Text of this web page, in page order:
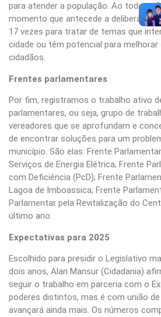
para atender a população. Ao todo, o
momento que antecede a deliberação
17 vezes para tratar de temas que
cidade ou têm potencial para melhorar
cidadãos.
Frentes parlamentares
Por fim, registramos o trabalho ativo
parlamentares, ou seja, grupo de
vereadores que se aprofundam e
de encontrar soluções para um
município. São elas: Frente
Serviços de Energia Elétrica; Frente
com Deficiência (PcD); Frente
Lagoa de Imboassica; Frente
Parlamentar pela Revitalização do
último ano.
Expectativas para 2025
Escolhido para presidir o Legislativo
dois anos, Alan Mansur (Cidadania)
seguir o trabalho em parceria com o
poderes distintos, mas é com união
avançará ainda mais. Os números